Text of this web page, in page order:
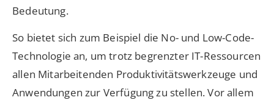
Bedeutung.
So bietet sich zum Beispiel die No- und Low-Code-
Technologie an, um trotz begrenzter IT-Ressourcen
allen Mitarbeitenden Produktivitätswerkzeuge und
Anwendungen zur Verfügung zu stellen. Vor allem